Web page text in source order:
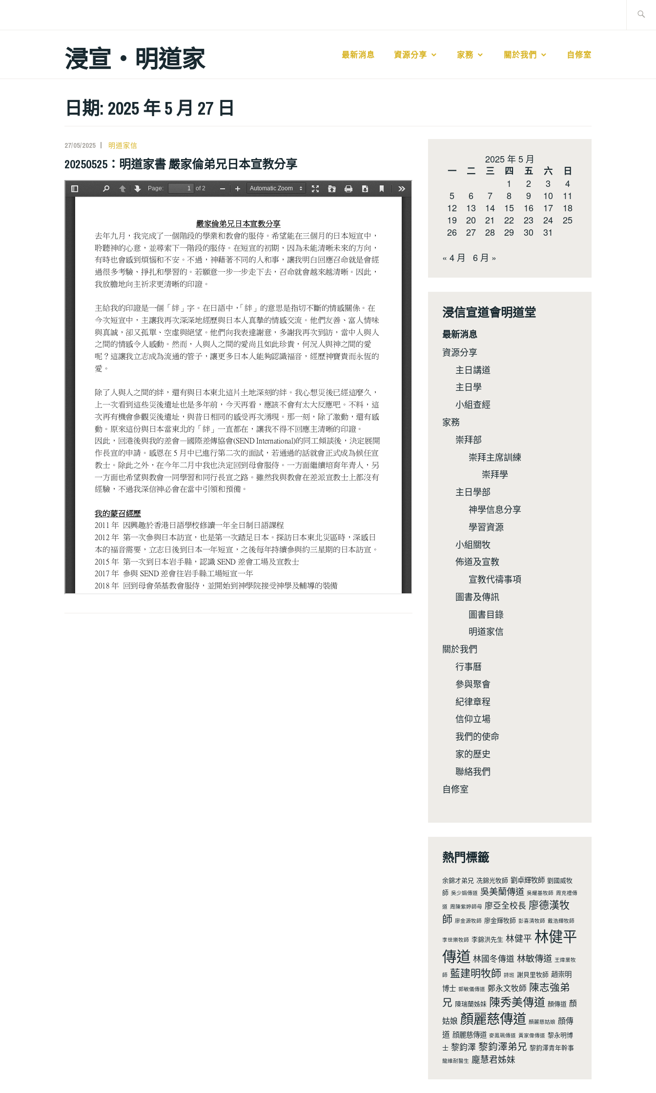
浸宣‧明道家 最新消息 資源分享 家務 關於我們 自修室
日期: 2025 年 5 月 27 日
27/05/2025 明道家信
20250525：明道家書 嚴家倫弟兄日本宣教分享
2025 年 5 月
一
二 三 四 五 六
日
1
2 3
4
5
6 7 8 9 10
11
12
13 14 15 16 17
18
19
20 21 22 23 24
25
26
27 28 29 30
31
« 4 月
6 月 »
浸信宣道會明道堂
最新消息
資源分享
主日講道
主日學
小組查經
家務
崇拜部
崇拜主席訓練
崇拜學
主日學部
神學信息分享
學習資源
小組關牧
佈道及宣教
宣教代禱事項
圖書及傳訊
圖書目錄
明道家信
關於我們
行事曆
參與聚會
紀律章程
信仰立場
我們的使命
家的歷史
聯絡我們
自修室
熱門標籤
余錦才弟兄 冼錦光牧師 劉卓輝牧師 劉國威牧
師 吳少娟傳道 吳美蘭傳道 吳耀基牧師 周克禮傳
道 周陳紫婷師母 廖亞全校長 廖德漢牧
師 廖金源牧師 廖金輝牧師 彭喜清牧師 戴浩輝牧師
李世樂牧師 李錦洪先生 林健平 林健平
傳道 林國冬傳道 林敏傳道 王煒業牧
師 藍建明牧師 詩班 謝貝里牧師 趙崇明
博士 郭敏儀傳道 鄭永文牧師 陳志強弟
兄 陳瑞蘭姊妹 陳秀美傳道 顏傳道 顏
姑娘 顏麗慈傳道 顏麗慈姑娘 顔傳
道 顔麗慈傳道 麥鳯珮傳道 黃家偉傳道 黎永明博
士 黎鈞澤 黎鈞澤弟兄 黎鈞澤青年幹事
龍維耐醫生 龐慧君姊妹